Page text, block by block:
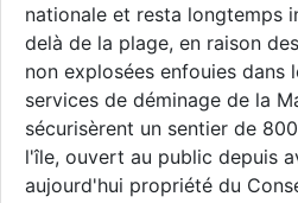
nationale et resta longtemps
delà de la plage, en raison
non explosées enfouies dans
services de déminage de la
sécurisèrent un sentier de
l'île, ouvert au public depuis
aujourd'hui propriété du